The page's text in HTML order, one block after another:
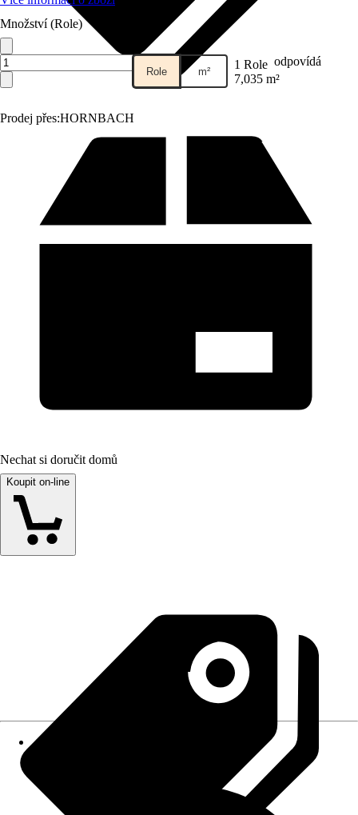
Prodej přes:HORNBACH
Množství (Role)
Role m² 1 Role odpovídá
7,035 m²
Nechat si doručit domů
Koupit on-line